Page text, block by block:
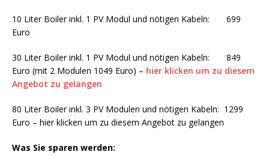
10 Liter Boiler inkl. 1 PV Modul und nötigen Kabeln: 699
Euro
30 Liter Boiler inkl. 1 PV Modul und nötigen Kabeln: 849
Euro (mit 2 Modulen 1049 Euro) – hier klicken um zu diesem
Angebot zu gelangen
80 Liter Boiler inkl. 3 PV Modulen und nötigen Kabeln: 1299
Euro – hier klicken um zu diesem Angebot zu gelangen
Was Sie sparen werden: